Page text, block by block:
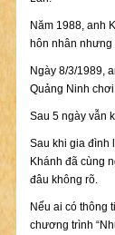
Năm 1988, anh
hôn nhân nhưng
Ngày 8/3/1989,
Quảng Ninh chơi
Sau 5 ngày vẫn
Sau khi gia đình
Khánh đã cùng
đâu không rõ.
Nếu ai có thông
chương trình